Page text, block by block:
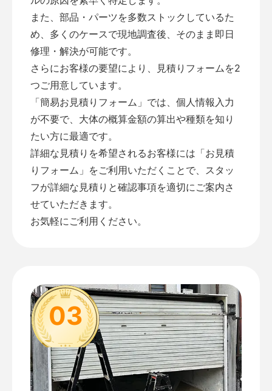
また、部品・パーツを多数ストックしているた
め、多くのケースで現地調査後、そのまま即日
修理・解決が可能です。
さらにお客様の要望により、見積りフォームを2
つご用意しています。
「簡易お見積りフォーム 」では、個人情報入力
が不要で、大体の概算金額の算出や種類を知り
たい方に最適です。
詳細な見積りを希望されるお客様には「お見積
りフォーム 」をご利用いただくことで、スタッ
フが詳細な見積りと確認事項を適切にご案内さ
せていただきます。
お気軽にご利用ください。
03